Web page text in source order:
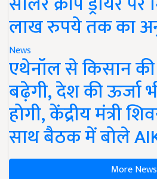
लाख रुपये तक का
News
एथेनॉल से किसान
बढ़ेगी, देश की ऊर्जा
होगी, केंद्रीय मंत्री
साथ बैठक में बोले
More News